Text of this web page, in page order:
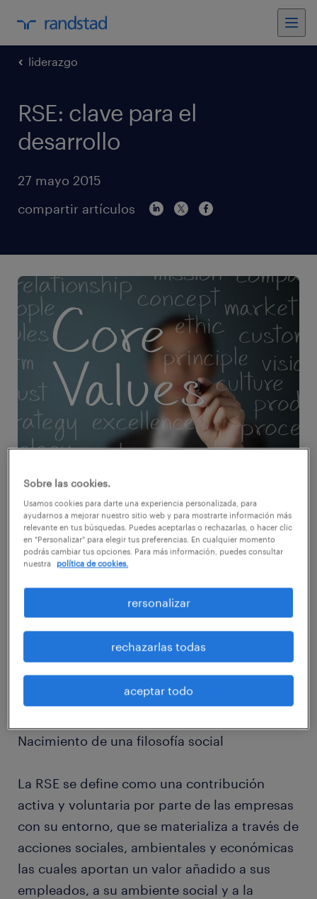
liderazgo
RSE: clave para el
desarrollo
27 mayo 2015
compartir artículos
El actual auge de la Responsabilidad Social
Empresarial o Corporativa (RSE/RSC) en las
empresas y la creación de departamentos
internos dedicados a coordinar estas
políticas, ha llevado a muchas organizaciones
a mejorar sus estrategias globales de RSE a
través de la colaboración con entidades
expertas en esta materia, como son las
Nacimiento de una filosofía social
La RSE se define como una contribución
activa y voluntaria por parte de las empresas
con su entorno, que se materializa a través de
acciones sociales, ambientales y económicas
las cuales aportan un valor añadido a sus
empleados, a su ambiente social y a la
Sobre las cookies.
Usamos cookies para darte una experiencia personalizada, para
ayudarnos a mejorar nuestro sitio web y para mostrarte información más
relevante en tus búsquedas. Puedes aceptarlas o rechazarlas, o hacer clic
en "Personalizar" para elegir tus preferencias. En cualquier momento
podrás cambiar tus opciones. Para más información, puedes consultar
nuestra
política de cookies.
rersonalizar
rechazarlas todas
aceptar todo